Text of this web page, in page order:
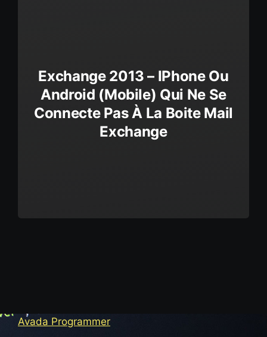
Exchange 2013 – IPhone Ou
Android (mobile) Qui Ne Se
Connecte Pas À La Boite Mail
Exchange
Avada Programmer